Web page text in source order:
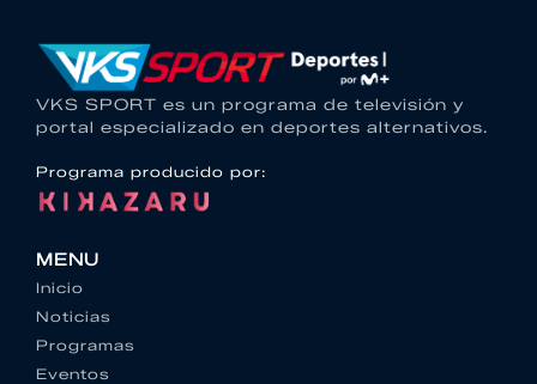
VKS SPORT es un programa de televisión y
portal especializado en deportes alternativos.
Programa producido por:
MENU
Inicio
Noticias
Programas
Eventos